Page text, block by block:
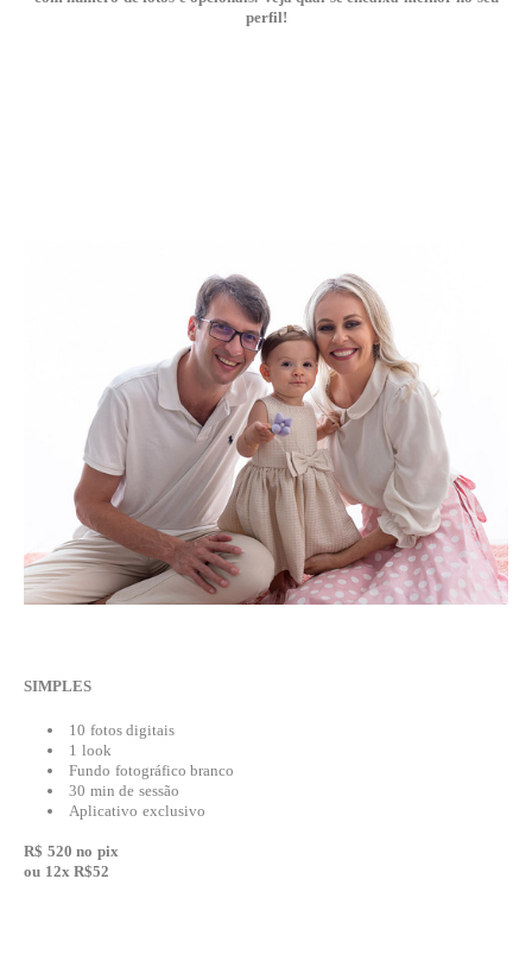
perfil!
SIMPLES
10 fotos digitais
1 look
Fundo fotográfico branco
30 min de sessão
Aplicativo exclusivo
R$ 520 no pix
ou 12x R$52